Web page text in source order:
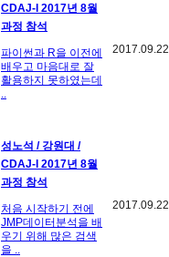
CDAJ-I 2017년 8월
과정 참석
파이썬과 R을 이전에
배우고 마음대로 잘
활용하지 못하였는데
..
2017.09.22
성노석 / 강원대 /
CDAJ-I 2017년 8월
과정 참석
처음 시작하기 전에
JMP데이터분석을 배
우기 위해 많은 검색
을 ..
2017.09.22